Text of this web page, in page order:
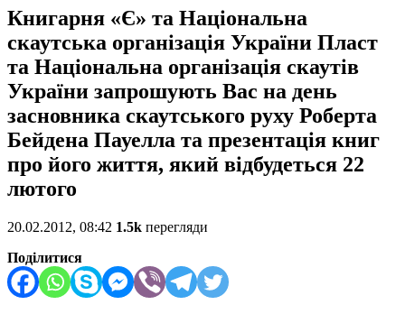
Книгарня «Є» та Національна
скаутська організація України Пласт
та Національна організація скаутів
України запрошують Вас на день
засновника скаутського руху Роберта
Бейдена Пауелла та презентація книг
про його життя, який відбудеться 22
лютого
20.02.2012, 08:42 1.5k перегляди
Поділитися